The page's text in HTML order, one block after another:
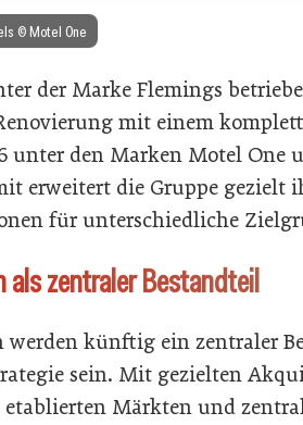
© Motel One
der Marke Flemings
mit einem
unter den Marken Motel One
erweitert die Gruppe
für unterschiedliche
als zentraler Bestandteil
werden künftig ein zentraler
sein. Mit gezielten
Märkten und